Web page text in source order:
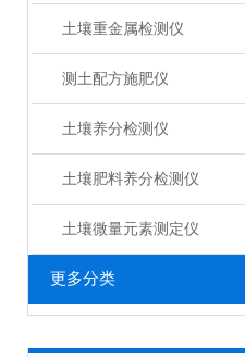
土壤重金属检测仪
测土配方施肥仪
土壤养分检测仪
土壤肥料养分检测仪​
土壤微量元素测定仪
更多分类